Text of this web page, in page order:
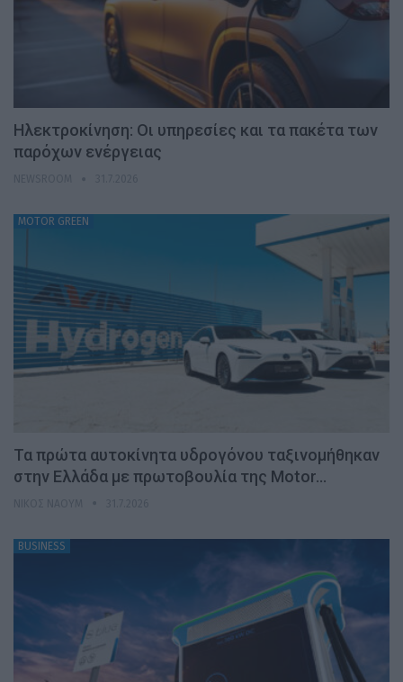
Ηλεκτροκίνηση: Οι υπηρεσίες και τα πακέτα των
παρόχων ενέργειας
MOTOR GREEN
Τα πρώτα αυτοκίνητα υδρογόνου ταξινομήθηκαν
στην Ελλάδα με πρωτοβουλία της Motor…
BUSINESS